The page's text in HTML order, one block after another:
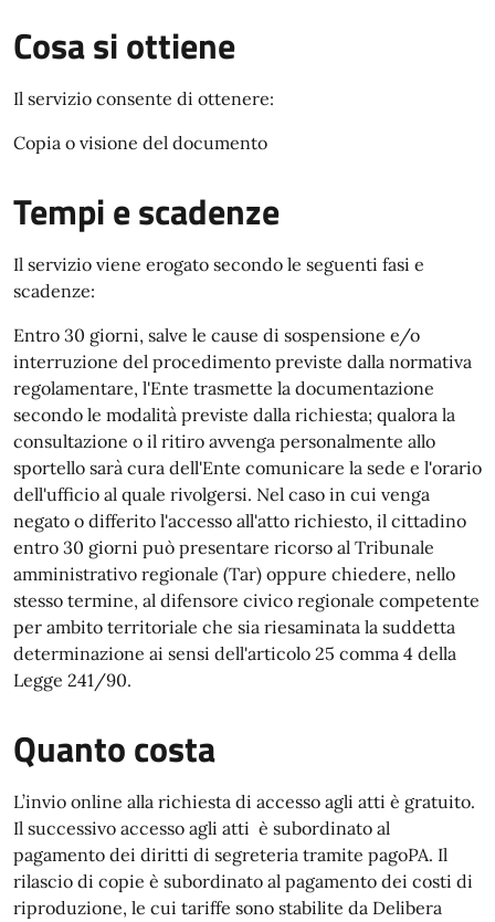
Cosa si ottiene
Il servizio consente di ottenere:
Copia o visione del documento
Tempi e scadenze
Il servizio viene erogato secondo le seguenti fasi e
scadenze:
Entro 30 giorni, salve le cause di sospensione e/o
interruzione del procedimento previste dalla normativa
regolamentare, l'Ente trasmette la documentazione
secondo le modalità previste dalla richiesta; qualora la
consultazione o il ritiro avvenga personalmente allo
sportello sarà cura dell'Ente comunicare la sede e l'orario
dell'ufficio al quale rivolgersi. Nel caso in cui venga
negato o differito l'accesso all'atto richiesto, il cittadino
entro 30 giorni può presentare ricorso al Tribunale
amministrativo regionale (Tar) oppure chiedere, nello
stesso termine, al difensore civico regionale competente
per ambito territoriale che sia riesaminata la suddetta
determinazione ai sensi dell'articolo 25 comma 4 della
Legge 241/90.
Quanto costa
L’invio online alla richiesta di accesso agli atti è gratuito.
Il successivo accesso agli atti è subordinato al
pagamento dei diritti di segreteria tramite pagoPA. Il
rilascio di copie è subordinato al pagamento dei costi di
riproduzione, le cui tariffe sono stabilite da Delibera